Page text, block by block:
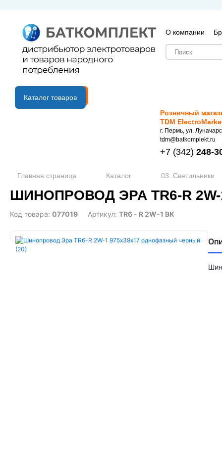
О компании
B2B портал
Каталог товаров
Розничный
TDM
г. Пермь, ул.
tdm@batkomplekt.ru
+7 (342) 248-
Главная страница Каталог 03. Светильники
ШИНОПРОВОД ЭРА TR6-R
Код товара: 077019 Артикул: TR6 - R 2W-1 BK